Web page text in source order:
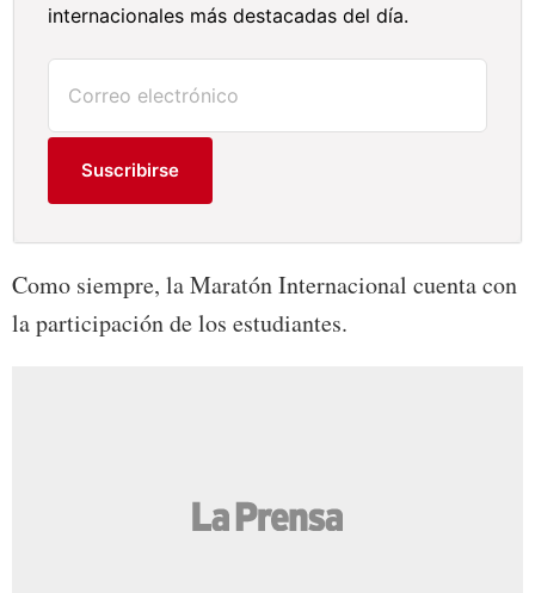
internacionales más destacadas del día.
Suscribirse
Como siempre, la Maratón Internacional cuenta con
la participación de los estudiantes.